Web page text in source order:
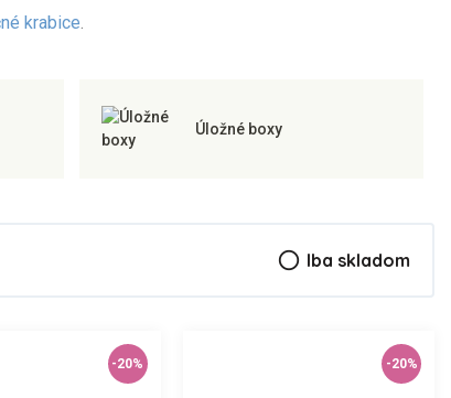
krabice.
Úložné boxy
radio_button_unchecked Iba skladom
-20% -20%